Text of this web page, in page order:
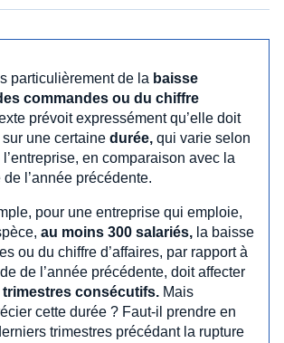
particulièrement de la baisse
commandes ou du chiffre
prévoit expressément qu’elle doit
une certaine durée, qui varie selon
l’entreprise, en comparaison avec la
l’année précédente.
pour une entreprise qui emploie,
au moins 300 salariés, la baisse
ou du chiffre d’affaires, par rapport à
de l’année précédente, doit affecter
trimestres consécutifs. Mais
cette durée ? Faut-il prendre en
trimestres précédant la rupture